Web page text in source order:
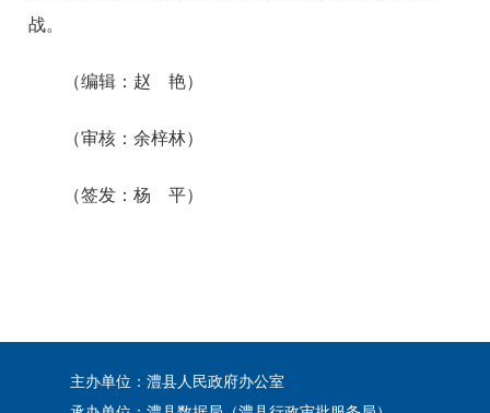
战。
（编辑：赵 艳）
（审核：余梓林）
（签发：杨 平）
主办单位：澧县人民政府办公室